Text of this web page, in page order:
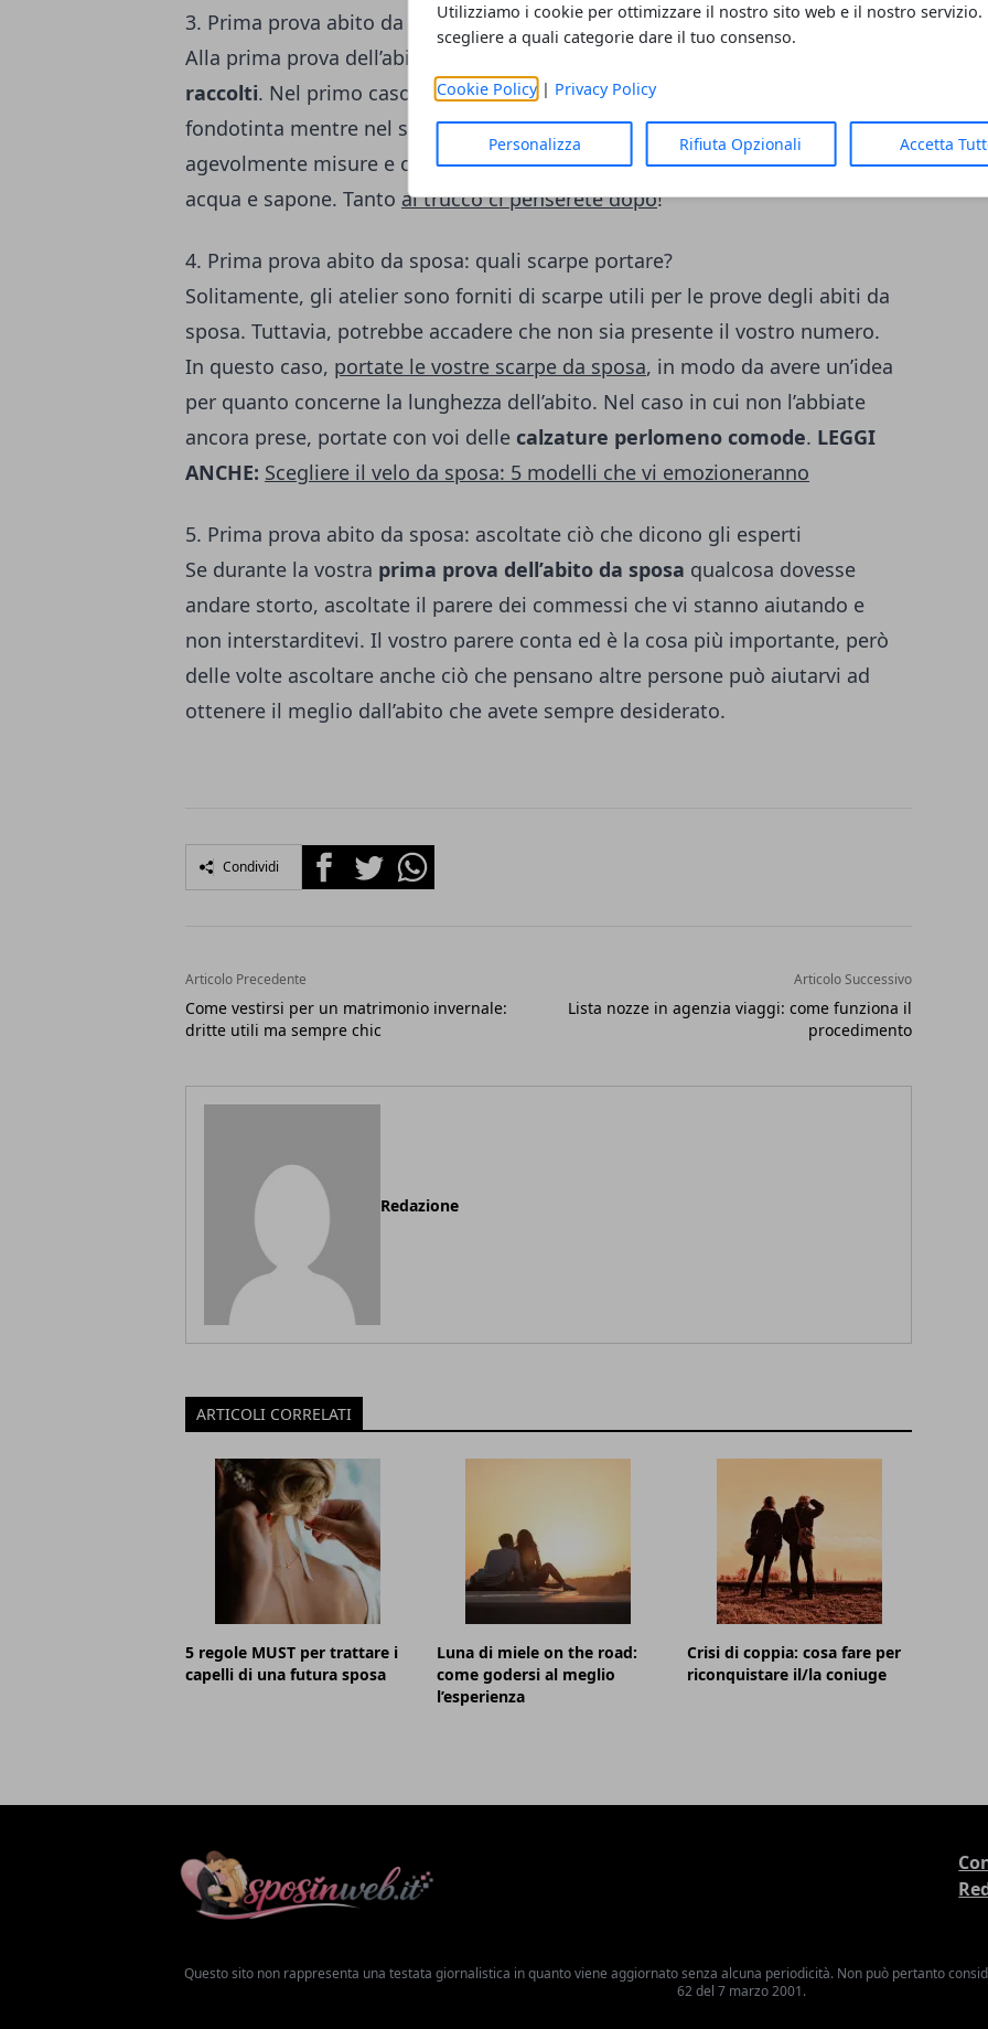
Utilizziamo i cookie per ottimizzare il nostro sito web e il nostro servizio.
scegliere a quali categorie dare il tuo consenso.
Cookie Policy| Privacy Policy
Personalizza Rifiuta Opzionali Accetta
3. Prima prova abito da sposa: non truccatevi e raccogliete i capelli
Alla prima prova dell’abito bisogna sempre andare
raccolti. Nel primo caso, per evitare di macchiare il vestito con rossetti e
fondotinta mentre nel secondo per permettere alla sarta di prendere più
agevolmente misure e contromisure. Quindi meglio un look semplice ed
acqua e sapone. Tanto al trucco ci penserete dopo!
4. Prima prova abito da sposa: quali scarpe portare?
Solitamente, gli atelier sono forniti di scarpe utili per le prove degli abiti da
sposa. Tuttavia, potrebbe accadere che non sia presente il vostro numero.
In questo caso, portate le vostre scarpe da sposa, in modo da avere un’idea
per quanto concerne la lunghezza dell’abito. Nel caso in cui non l’abbiate
ancora prese, portate con voi delle calzature perlomeno comode. LEGGI
ANCHE: Scegliere il velo da sposa: 5 modelli che vi emozioneranno
5. Prima prova abito da sposa: ascoltate ciò che dicono gli esperti
Se durante la vostra prima prova dell’abito da sposa qualcosa dovesse
andare storto, ascoltate il parere dei commessi che vi stanno aiutando e
non interstarditevi. Il vostro parere conta ed è la cosa più importante, però
delle volte ascoltare anche ciò che pensano altre persone può aiutarvi ad
ottenere il meglio dall’abito che avete sempre desiderato.
Condividi FacebookTwitterWhatsapp
Articolo Precedente
Come vestirsi per un matrimonio invernale:
dritte utili ma sempre chic
Articolo Successivo
Lista nozze in agenzia viaggi: come funziona il
procedimento
Redazione
ARTICOLI CORRELATI
5 regole MUST per trattare i
capelli di una futura sposa
Luna di miele on the road:
come godersi al meglio
l’esperienza
Crisi di coppia: cosa fare per
riconquistare il/la coniuge
Questo sito non rappresenta una testata giornalistica in quanto viene aggiornato senza alcuna periodicità. Non può pertanto
62 del 7 marzo 2001.